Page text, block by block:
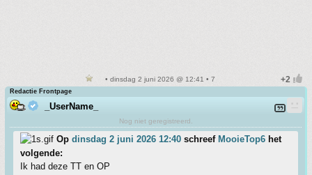
• dinsdag 2 juni 2026 @ 12:41 • 7
Redactie Frontpage
_UserName_
Nog niet geregistreerd.
Op dinsdag 2 juni 2026 12:40 schreef MooieTop6 het
volgende:
Ik had deze TT en OP